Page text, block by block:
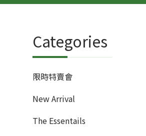
Categories
限時特賣會
New Arrival
The Essentails